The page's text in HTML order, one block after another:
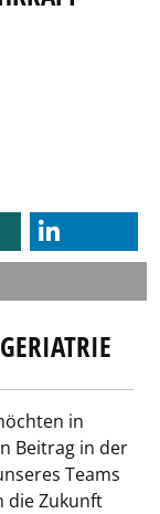
in
Beitrag in der
Teams
die Zukunft